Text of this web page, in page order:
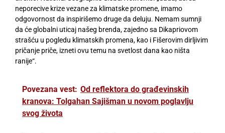
neporecive krize vezane za klimatske promene, imamo
odgovornost da inspirišemo druge da deluju. Nemam sumnji
da će globalni uticaj našeg brenda, zajedno sa Dikapriovom
strašću u pogledu klimatskih promena, kao i Fišerovim dirljivim
pričanje priče, izneti ovu temu na svetlost dana kao ništa
ranije“.
Povezana vest: Od reflektora do građevinskih
kranova: Tolgahan Sajišman u novom poglavlju
svog života